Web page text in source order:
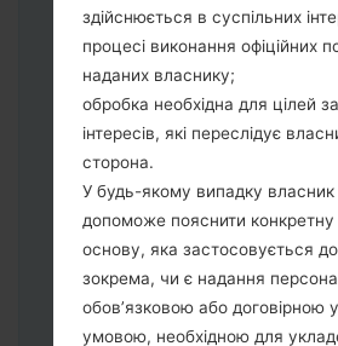
Підключивши
використовуючи USB
Натисніть та
живлення,
додому.
Підключіть USB
клавіші: зменшення звуку
Натисніть та
живлення та збільшення
Далі підключить
програма Odin повина
здійснюється в суспільних
процесі виконання офіційних
наданих власнику;
обробка необхідна для цілей
інтересів, які переслідує
сторона.
У будь-якому випадку власник
допоможе пояснити конкретну
основу, яка застосовується
зокрема, чи є надання
обов’язковою або
умовою, необхідною для